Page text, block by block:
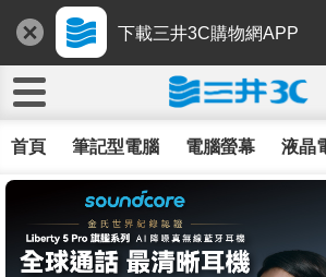
下載三井3C購物網APP
首頁 筆記型電腦 電腦螢幕 液晶